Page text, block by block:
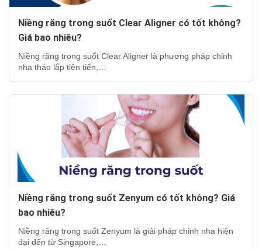
Niềng răng trong suốt Clear Aligner có tốt không?
Giá bao nhiêu?
Niềng răng trong suốt Clear Aligner là phương pháp chỉnh
nha tháo lắp tiên tiến,…
Niềng răng trong suốt Zenyum có tốt không? Giá
bao nhiêu?
Niềng răng trong suốt Zenyum là giải pháp chỉnh nha hiện
đại đến từ Singapore,…